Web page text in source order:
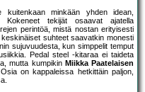
minkään yhden idean,
Kokeneet tekijät osaavat ajatella
perintöä, mistä nostan erityisesti
suhteet saavatkin monesti
sujuvuudesta, kun simppelit temput
Pedal steel -kitaraa ei taideta
mutta kumpikin Miikka Paatelaisen
on kappaleissa hetkittäin paljon,